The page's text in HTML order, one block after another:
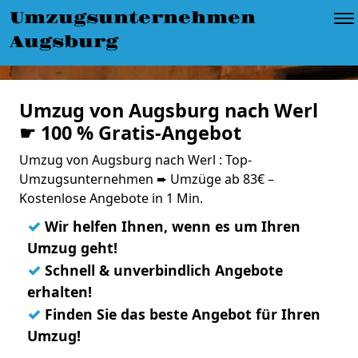
Umzugsunternehmen
Augsburg
Umzug von Augsburg nach Werl
☛ 100 % Gratis-Angebot
Umzug von Augsburg nach Werl : Top-
Umzugsunternehmen ➨ Umzüge ab 83€ –
Kostenlose Angebote in 1 Min.
✓ Wir helfen Ihnen, wenn es um Ihren
Umzug geht!
✓ Schnell & unverbindlich Angebote
erhalten!
✓ Finden Sie das beste Angebot für Ihren
Umzug!